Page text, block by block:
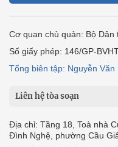
Cơ quan chủ quản: Bộ Dân
Số giấy phép: 146/GP-
Tổng biên tập: Nguyễn Văn
Liên hệ tòa soạn
Địa chỉ: Tầng 18, Toà nhà
Đình Nghệ, phường Cầu